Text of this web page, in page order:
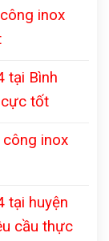
inox
tại Bình
tốt
công inox
tại huyện
cầu thực